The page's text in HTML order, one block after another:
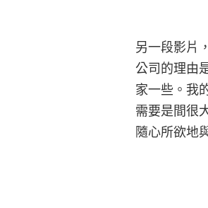
另一段影片
公司的理由
家一些。我
需要是間很
隨心所欲地